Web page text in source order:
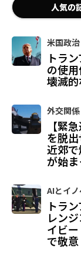
人気の
米国政治
トラ
の使
壊滅的
外交関係
【緊
を脱
近郊
が始ま
AIとイ
トラ
レン
イビ
で敬意